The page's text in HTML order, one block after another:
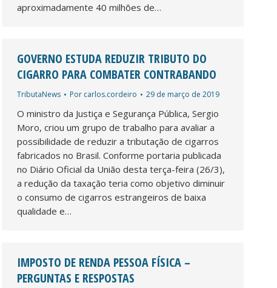
aproximadamente 40 milhões de…
GOVERNO ESTUDA REDUZIR TRIBUTO DO
CIGARRO PARA COMBATER CONTRABANDO
TributaNews Por carlos.cordeiro 29 de março de 2019
O ministro da Justiça e Segurança Pública, Sergio
Moro, criou um grupo de trabalho para avaliar a
possibilidade de reduzir a tributação de cigarros
fabricados no Brasil. Conforme portaria publicada
no Diário Oficial da União desta terça-feira (26/3),
a redução da taxação teria como objetivo diminuir
o consumo de cigarros estrangeiros de baixa
qualidade e…
IMPOSTO DE RENDA PESSOA FÍSICA –
PERGUNTAS E RESPOSTAS